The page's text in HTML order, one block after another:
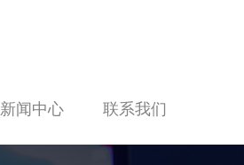
新闻中心 联系我们